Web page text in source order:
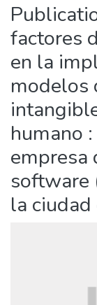
factores
en la
modelos
humano
empresa
software
la